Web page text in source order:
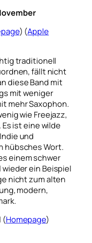
) (Apple
traditionell
fällt nicht
diese Band mit
mit weniger
mehr Saxophon.
wie Freejazz,
ist eine wilde
und
hübsches Wort.
einem schwer
ein Beispiel
nicht zum alten
modern,
(Homepage)